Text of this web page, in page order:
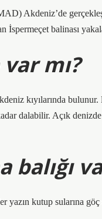
Akdeniz’de
İspermeçet balinası
mı?
kıyılarında
dalabilir. Açık denizde
balığı
yazın kutup sularına